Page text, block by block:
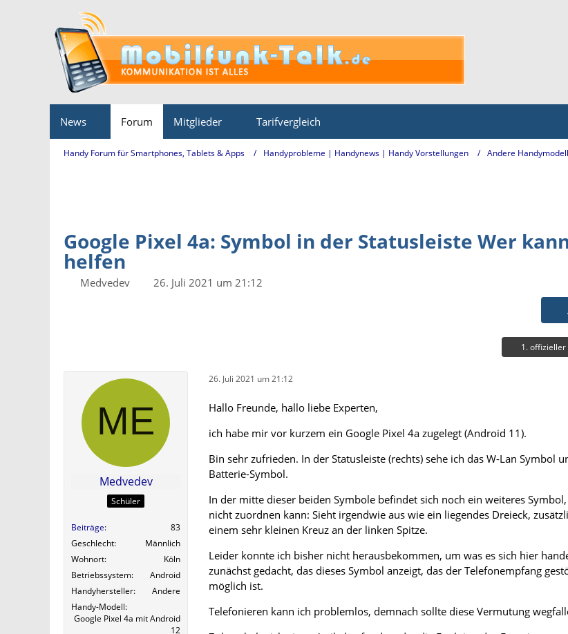
News Forum Mitglieder Tarifvergleich
Handy Forum für Smartphones, Tablets & Apps Handyprobleme | Handynews | Handy Vorstellungen Andere
Google Pixel 4a: Symbol in der Statusleiste Wer
helfen
Medvedev
26. Juli 2021 um 21:12
1.
Medvedev
Schüler
Beiträge
83
Geschlecht
Männlich
Wohnort
Köln
Betriebssystem
Android
Handyhersteller
Andere
Handy-Modell
Google Pixel 4a mit Android
12
26. Juli 2021 um 21:12
Hallo Freunde, hallo liebe Experten,
ich habe mir vor kurzem ein Google Pixel 4a zugelegt (Android 11).
Bin sehr zufrieden. In der Statusleiste (rechts) sehe ich das W-Lan Symbol
Batterie-Symbol.
In der mitte dieser beiden Symbole befindet sich noch ein weiteres
nicht zuordnen kann: Sieht irgendwie aus wie ein liegendes Dreieck,
einem sehr kleinen Kreuz an der linken Spitze.
Leider konnte ich bisher nicht herausbekommen, um was es sich hier
zunächst gedacht, das dieses Symbol anzeigt, das der Telefonempfang
möglich ist.
Telefonieren kann ich problemlos, demnach sollte diese Vermutung